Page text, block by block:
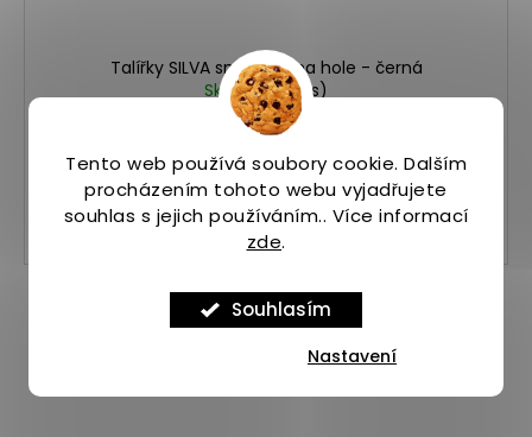
Tento web používá soubory cookie. Dalším
procházením tohoto webu vyjadřujete
souhlas s jejich používáním.. Více informací
zde.
Souhlasím
Nastavení
Talířky SILVA sněhové, na hole - černá
Skladem(2 ks)
190 Kč